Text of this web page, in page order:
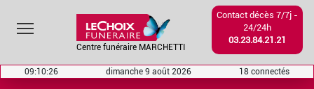
Centre funéraire MARCHETTI
Toggle main menu visibility
Contact décès 7/7j -
24/24h
03.23.84.21.21
09:10:27 dimanche 9 août 2026 18 connectés